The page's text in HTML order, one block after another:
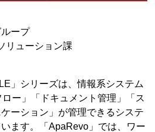
ープ
リューション課
」シリーズは、情報系システム
ロー」「ドキュメント管理」「ス
ーション」が管理できるシステ
ます。「ApaRevo」では、ワー